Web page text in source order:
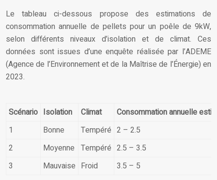
Le tableau ci-dessous propose des estimations de
consommation annuelle de pellets pour un poêle de 9kW,
selon différents niveaux d’isolation et de climat. Ces
données sont issues d’une enquête réalisée par l’ADEME
(Agence de l’Environnement et de la Maîtrise de l’Énergie) en
2023.
Scénario Isolation Climat
Consommation annuelle
1
Bonne Tempéré 2 – 2.5
2
Moyenne Tempéré 2.5 – 3.5
3
Mauvaise Froid 3.5 – 5